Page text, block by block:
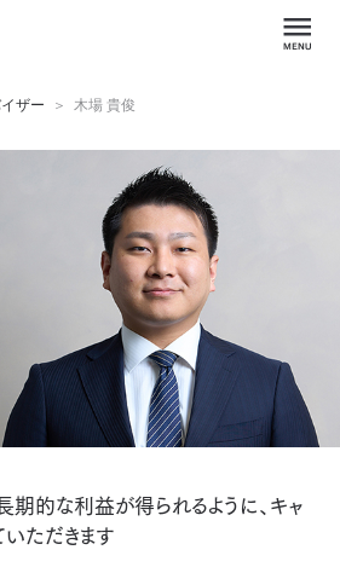
ザー 木場 貴俊
期的な利益が得られるように、キャ
いただきます